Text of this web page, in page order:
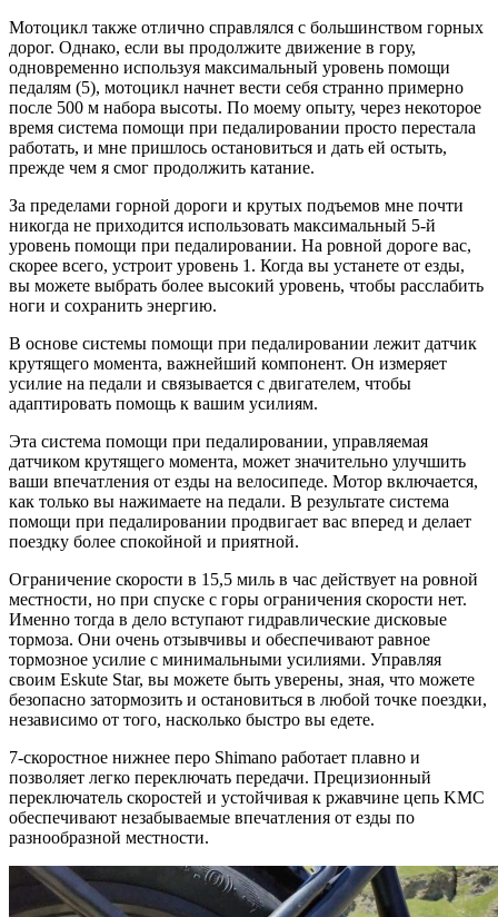
Мотоцикл также отлично справлялся с большинством горных
дорог. Однако, если вы продолжите движение в гору,
одновременно используя максимальный уровень помощи
педалям (5), мотоцикл начнет вести себя странно примерно
после 500 м набора высоты. По моему опыту, через некоторое
время система помощи при педалировании просто перестала
работать, и мне пришлось остановиться и дать ей остыть,
прежде чем я смог продолжить катание.
За пределами горной дороги и крутых подъемов мне почти
никогда не приходится использовать максимальный 5-й
уровень помощи при педалировании. На ровной дороге вас,
скорее всего, устроит уровень 1. Когда вы устанете от езды,
вы можете выбрать более высокий уровень, чтобы расслабить
ноги и сохранить энергию.
В основе системы помощи при педалировании лежит датчик
крутящего момента, важнейший компонент. Он измеряет
усилие на педали и связывается с двигателем, чтобы
адаптировать помощь к вашим усилиям.
Эта система помощи при педалировании, управляемая
датчиком крутящего момента, может значительно улучшить
ваши впечатления от езды на велосипеде. Мотор включается,
как только вы нажимаете на педали. В результате система
помощи при педалировании продвигает вас вперед и делает
поездку более спокойной и приятной.
Ограничение скорости в 15,5 миль в час действует на ровной
местности, но при спуске с горы ограничения скорости нет.
Именно тогда в дело вступают гидравлические дисковые
тормоза. Они очень отзывчивы и обеспечивают равное
тормозное усилие с минимальными усилиями. Управляя
своим Eskute Star, вы можете быть уверены, зная, что можете
безопасно затормозить и остановиться в любой точке поездки,
независимо от того, насколько быстро вы едете.
7-скоростное нижнее перо Shimano работает плавно и
позволяет легко переключать передачи. Прецизионный
переключатель скоростей и устойчивая к ржавчине цепь KMC
обеспечивают незабываемые впечатления от езды по
разнообразной местности.